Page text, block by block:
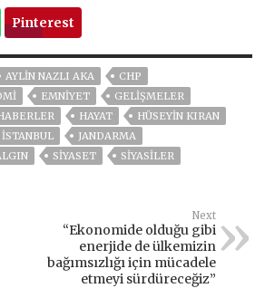
Pinterest
AYLIN NAZLI AKA
CHP
EMNİYET
GELIŞMELER
HAYAT
HÜSEYIN KIRAN
ISTANBUL
JANDARMA
SİYASET
SİYASİLER
Next
“Ekonomide olduğu gibi
enerjide de ülkemizin
bağımsızlığı için mücadele
etmeyi sürdüreceğiz”